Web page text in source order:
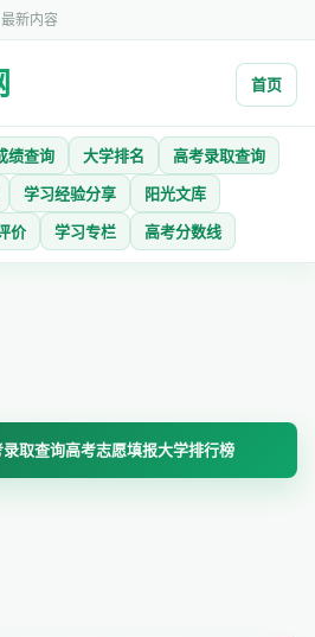
新内容
首页
绩查询 大学排名 高考录取查询
学习经验分享 阳光文库
价 学习专栏 高考分数线
录取查询高考志愿填报大学排行榜